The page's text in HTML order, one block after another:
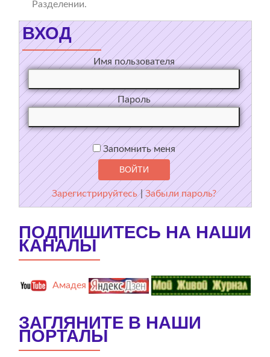
Разделении.
ВХОД
Имя пользователя
Пароль
Запомнить меня
Зарегистрируйтесь |Забыли пароль?
ПОДПИШИТЕСЬ НА НАШИ
КАНАЛЫ
Амадея
ЗАГЛЯНИТЕ В НАШИ
ПОРТАЛЫ